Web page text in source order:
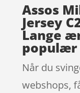
Assos
Jersey
Lange
populær
Når du
webshops,